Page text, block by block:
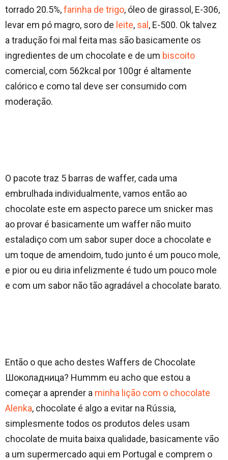
torrado 20.5%,farinha de trigo, óleo de girassol, E-306,
levar em pó magro, soro de leite, sal, E-500. Ok talvez
a tradução foi mal feita mas são basicamente os
ingredientes de um chocolate e de um biscoito
comercial, com 562kcal por 100gr é altamente
calórico e como tal deve ser consumido com
moderação.
O pacote traz 5 barras de waffer, cada uma
embrulhada individualmente, vamos então ao
chocolate este em aspecto parece um snicker mas
ao provar é basicamente um waffer não muito
estaladiço com um sabor super doce a chocolate e
um toque de amendoim, tudo junto é um pouco mole,
e pior ou eu diria infelizmente é tudo um pouco mole
e com um sabor não tão agradável a chocolate barato.
Então o que acho destes Waffers de Chocolate
Шоколадница? Hummm eu acho que estou a
começar a aprender a minha lição com o chocolate
Alenka, chocolate é algo a evitar na Rússia,
simplesmente todos os produtos deles usam
chocolate de muita baixa qualidade, basicamente vão
a um supermercado aqui em Portugal e comprem o